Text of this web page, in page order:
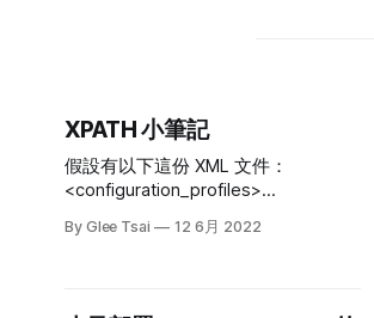
XPATH 小筆記
假設有以下這份 XML 文件：
<configuration_profiles>
<configuration_profile> <id>12</id>
</configuration_profile>
By Glee Tsai 12 6月 2022